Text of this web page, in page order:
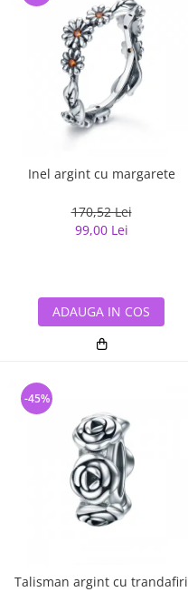
Inel argint cu margarete
170,52 Lei
99,00 Lei
ADAUGA IN COS
Talisman argint cu trandafiri
-45%